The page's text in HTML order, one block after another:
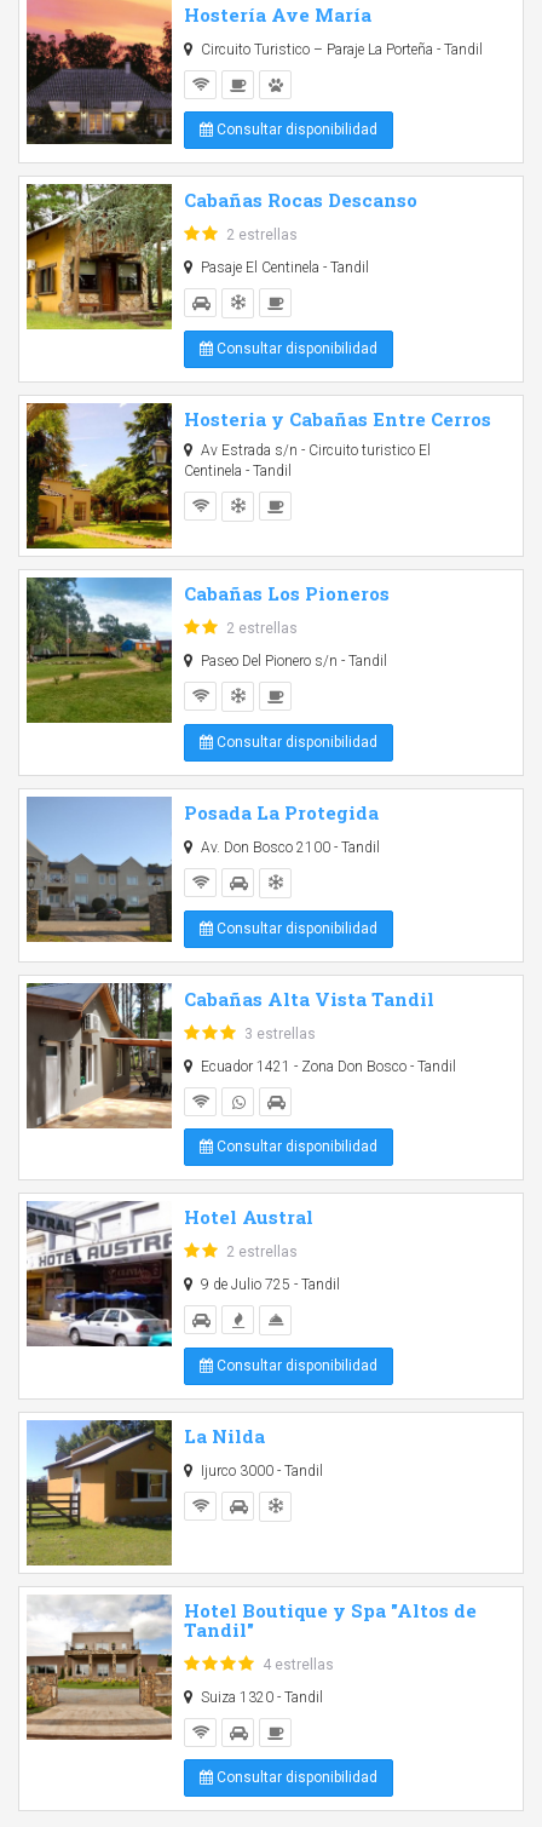
Hostería Ave María
Circuito Turistico – Paraje La Porteña - Tandil
Consultar disponibilidad
Cabañas Rocas Descanso
2 estrellas
Pasaje El Centinela - Tandil
Consultar disponibilidad
Hosteria y Cabañas Entre Cerros
Av Estrada s/n - Circuito turistico El
Centinela - Tandil
Cabañas Los Pioneros
2 estrellas
Paseo Del Pionero s/n - Tandil
Consultar disponibilidad
Posada La Protegida
Av. Don Bosco 2100 - Tandil
Consultar disponibilidad
Cabañas Alta Vista Tandil
3 estrellas
Ecuador 1421 - Zona Don Bosco - Tandil
Consultar disponibilidad
Hotel Austral
2 estrellas
9 de Julio 725 - Tandil
Consultar disponibilidad
La Nilda
Ijurco 3000 - Tandil
Hotel Boutique y Spa "Altos de
Tandil"
4 estrellas
Suiza 1320 - Tandil
Consultar disponibilidad